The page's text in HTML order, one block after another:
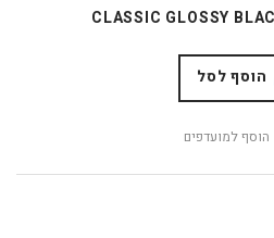
CLASSIC GLOSSY
הוסף לסל
הוסף למועדפים